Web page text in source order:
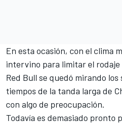
En esta ocasión, con el clima
intervino para limitar el rodaje
Red Bull se quedó mirando
tiempos de la tanda larga de
con algo de preocupación.
Todavía es demasiado pronto